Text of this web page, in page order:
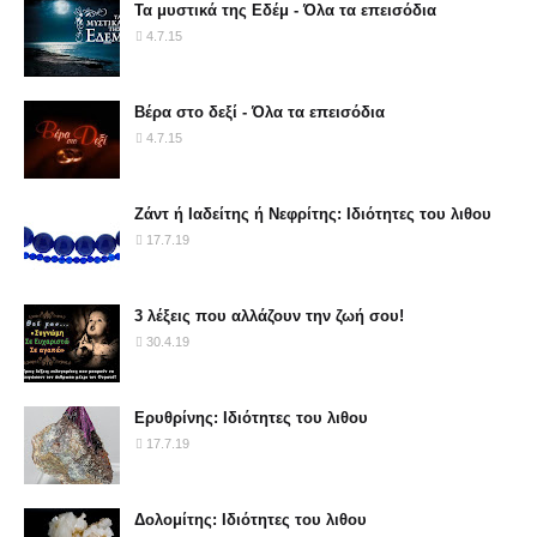
Τα μυστικά της Εδέμ - Όλα τα επεισόδια
4.7.15
Βέρα στο δεξί - Όλα τα επεισόδια
4.7.15
Ζάντ ή Ιαδείτης ή Νεφρίτης: Ιδιότητες του λιθου
17.7.19
3 λέξεις που αλλάζουν την ζωή σου!
30.4.19
Ερυθρίνης: Ιδιότητες του λιθου
17.7.19
Δολομίτης: Ιδιότητες του λιθου